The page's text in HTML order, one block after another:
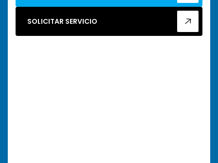
SOLICITAR SERVICIO